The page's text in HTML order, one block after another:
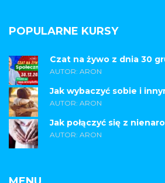
POPULARNE KURSY
Czat na żywo z dnia 30
AUTOR: ARON
Jak wybaczyć sobie i
AUTOR: ARON
Jak połączyć się z
AUTOR: ARON